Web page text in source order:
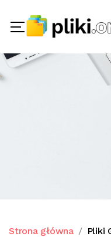
Strona główna Pliki